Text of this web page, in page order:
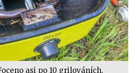
asi po 10 grilováních.